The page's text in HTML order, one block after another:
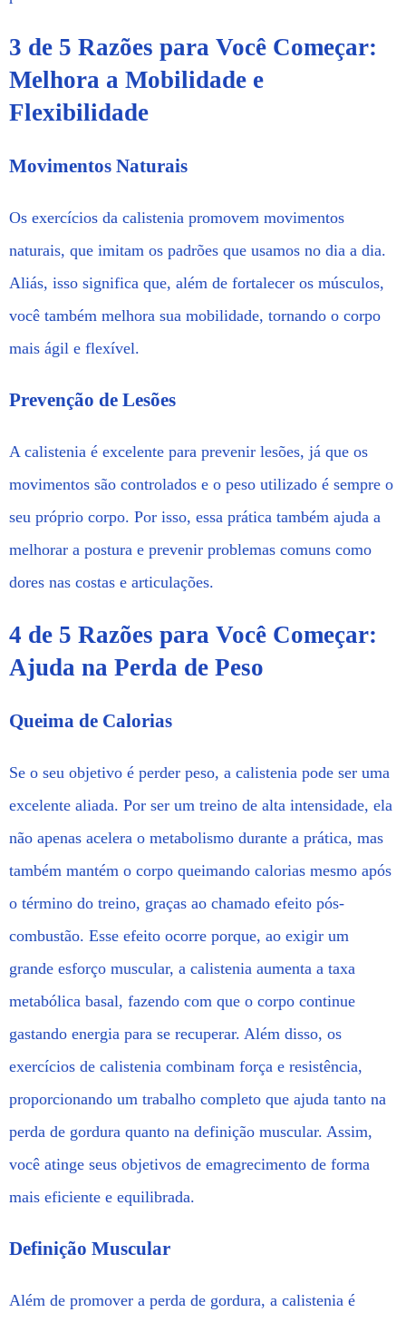
3 de 5 Razões para Você Começar:
Melhora a Mobilidade e
Flexibilidade
Movimentos Naturais
Os exercícios da calistenia promovem movimentos
naturais, que imitam os padrões que usamos no dia a dia.
Aliás, isso significa que, além de fortalecer os músculos,
você também melhora sua mobilidade, tornando o corpo
mais ágil e flexível.
Prevenção de Lesões
A calistenia é excelente para prevenir lesões, já que os
movimentos são controlados e o peso utilizado é sempre o
seu próprio corpo. Por isso, essa prática também ajuda a
melhorar a postura e prevenir problemas comuns como
dores nas costas e articulações.
4 de 5 Razões para Você Começar:
Ajuda na Perda de Peso
Queima de Calorias
Se o seu objetivo é perder peso, a calistenia pode ser uma
excelente aliada. Por ser um treino de alta intensidade, ela
não apenas acelera o metabolismo durante a prática, mas
também mantém o corpo queimando calorias mesmo após
o término do treino, graças ao chamado efeito pós-
combustão. Esse efeito ocorre porque, ao exigir um
grande esforço muscular, a calistenia aumenta a taxa
metabólica basal, fazendo com que o corpo continue
gastando energia para se recuperar. Além disso, os
exercícios de calistenia combinam força e resistência,
proporcionando um trabalho completo que ajuda tanto na
perda de gordura quanto na definição muscular. Assim,
você atinge seus objetivos de emagrecimento de forma
mais eficiente e equilibrada.
Definição Muscular
Além de promover a perda de gordura, a calistenia é